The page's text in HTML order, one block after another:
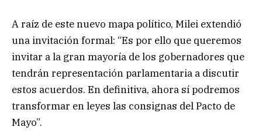
A raíz de este nuevo mapa político, Milei extendió
una invitación formal: “Es por ello que queremos
invitar a la gran mayoría de los gobernadores que
tendrán representación parlamentaria a discutir
estos acuerdos. En definitiva, ahora sí podremos
transformar en leyes las consignas del Pacto de
Mayo”.